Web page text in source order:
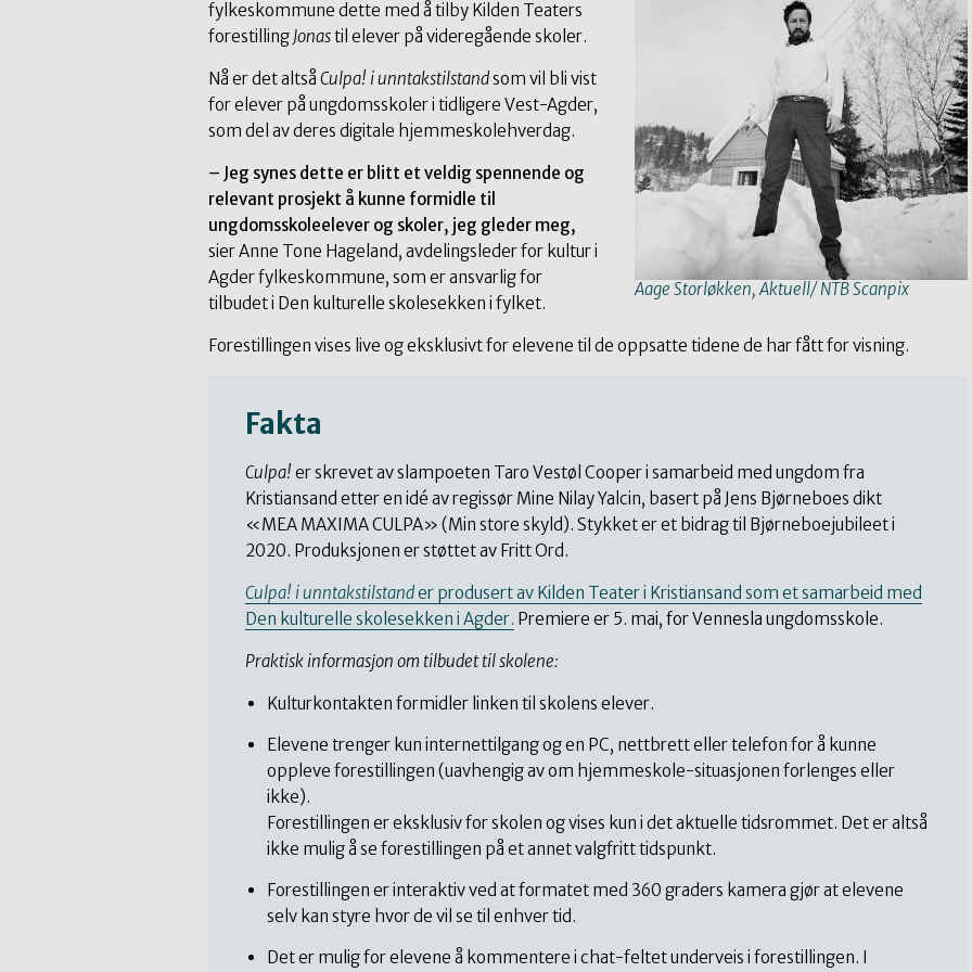
Aage Storløkken, Aktuell/ NTB Scanpix
fylkeskommune dette med å tilby Kilden Teaters
forestilling Jonastil elever på videregående skoler.
Nå er det altså Culpa! i unntakstilstandsom vil bli vist
for elever på ungdomsskoler i tidligere Vest-Agder,
som del av deres digitale hjemmeskolehverdag.
– Jeg synes dette er blitt et veldig spennende og
relevant prosjekt å kunne formidle til
ungdomsskoleelever og skoler, jeg gleder meg,
sier Anne Tone Hageland, avdelingsleder for kultur i
Agder fylkeskommune, som er ansvarlig for
tilbudet i Den kulturelle skolesekken i fylket.
Forestillingen vises live og eksklusivt for elevene til de oppsatte tidene de har fått for visning.
Fakta
Culpa! er skrevet av slampoeten Taro Vestøl Cooper i samarbeid med ungdom fra
Kristiansand etter en idé av regissør Mine Nilay Yalcin, basert på Jens Bjørneboes dikt
«MEA MAXIMA CULPA» (Min store skyld). Stykket er et bidrag til Bjørneboejubileet i
2020. Produksjonen er støttet av Fritt Ord.
Culpa! i unntakstilstander produsert av Kilden Teater i Kristiansand som et samarbeid med
Den kulturelle skolesekken i Agder. Premiere er 5. mai, for Vennesla ungdomsskole.
Praktisk informasjon om tilbudet til skolene:
Kulturkontakten formidler linken til skolens elever.
Elevene trenger kun internettilgang og en PC, nettbrett eller telefon for å kunne
oppleve forestillingen (uavhengig av om hjemmeskole-situasjonen forlenges eller
ikke).
Forestillingen er eksklusiv for skolen og vises kun i det aktuelle tidsrommet. Det er altså
ikke mulig å se forestillingen på et annet valgfritt tidspunkt.
Forestillingen er interaktiv ved at formatet med 360 graders kamera gjør at elevene
selv kan styre hvor de vil se til enhver tid.
Det er mulig for elevene å kommentere i chat-feltet underveis i forestillingen. I